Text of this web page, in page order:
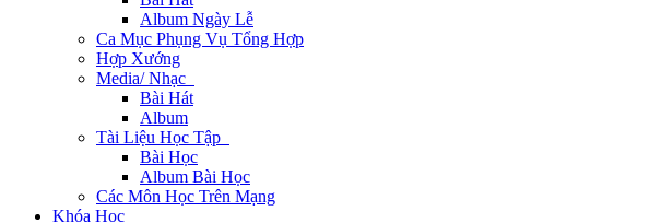
Album Ngày Lễ
Ca Mục Phụng Vụ Tổng Hợp
Hợp Xướng
Media/ Nhạc
Bài Hát
Album
Tài Liệu Học Tập
Bài Học
Album Bài Học
Các Môn Học Trên Mạng
Khóa Học